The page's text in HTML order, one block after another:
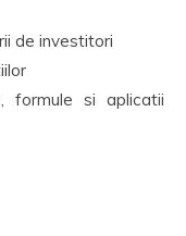
de investitori
formule si aplicatii